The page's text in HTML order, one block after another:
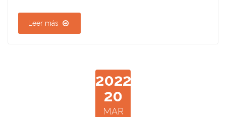
Leer más
2022
20
MAR